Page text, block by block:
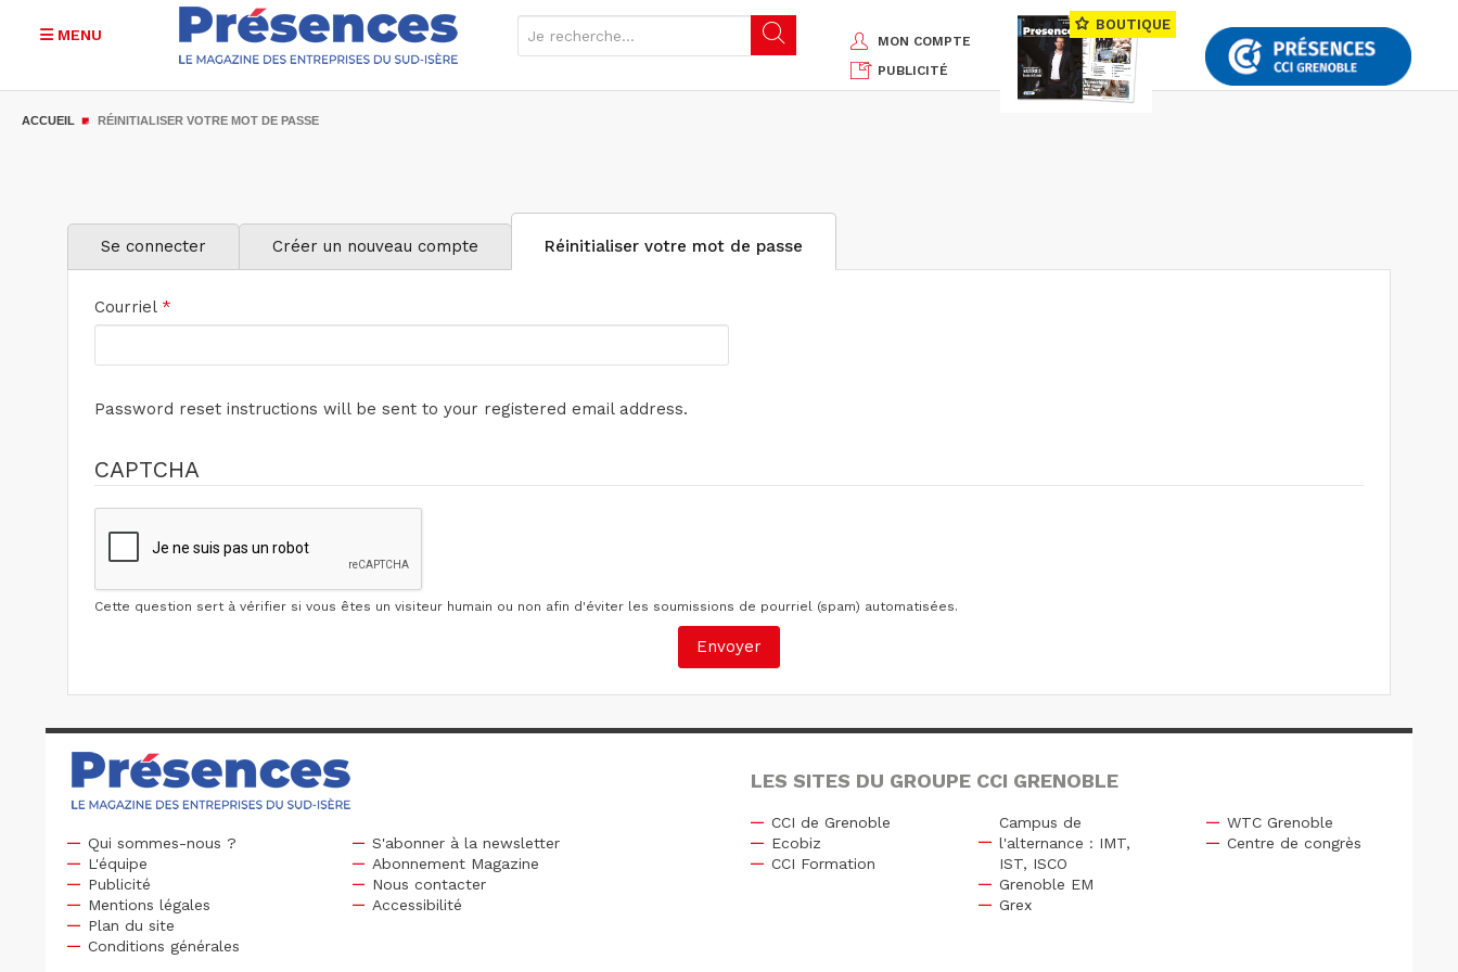
MENU
MON COMPTE
PUBLICITÉ
BOUTIQUE
ACCUEIL RÉINITIALISER VOTRE MOT DE PASSE
Onglets
principaux
Se connecter Créer un nouveau compte Réinitialiser votre mot de passe
actif)
Courriel *
Password reset instructions will be sent to your registered email address.
CAPTCHA
Cette question sert à vérifier si vous êtes un visiteur humain ou non afin d'éviter les soumissions de pourriel (spam) automatisées.
Qui sommes-nous ?
L'équipe
Publicité
S'abonner à la newsletter
Abonnement Magazine
Nous contacter
Mentions légales
Plan du site
Conditions générales
Accessibilité
LES SITES DU GROUPE CCI GRENOBLE
CCI de Grenoble
Ecobiz
CCI Formation
Campus de
l'alternance : IMT,
IST, ISCO
Grenoble EM
Grex
WTC Grenoble
Centre de congrès